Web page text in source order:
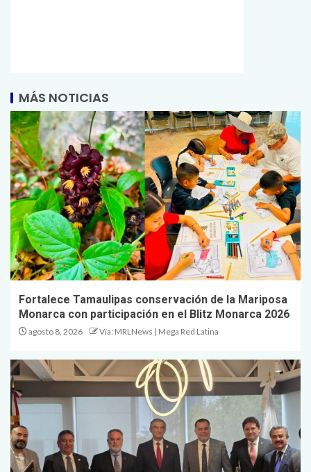
MÁS NOTICIAS
Fortalece Tamaulipas conservación de la Mariposa
Monarca con participación en el Blitz Monarca 2026
agosto 8, 2026 Vía: MRLNews | Mega Red Latina